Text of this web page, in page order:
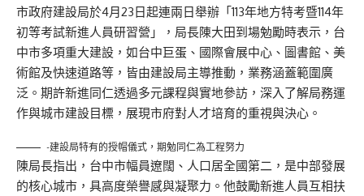
市政府建設局於4月23日起連兩日舉辦「113年地方特考暨114年
初等考試新進人員研習營」，局長陳大田到場勉勵時表示，台
中市多項重大建設，如台中巨蛋、國際會展中心、圖書館、美
術館及快速道路等，皆由建設局主導推動，業務涵蓋範圍廣
泛。期許新進同仁透過多元課程與實地參訪，深入了解局務運
作與城市建設目標，展現市府對人才培育的重視與決心。
-建設局特有的授帽儀式，期勉同仁為工程努力
陳局長指出，台中市幅員遼闊、人口居全國第二，是中部發展
的核心城市，具高度榮譽感與凝聚力。他鼓勵新進人員互相扶